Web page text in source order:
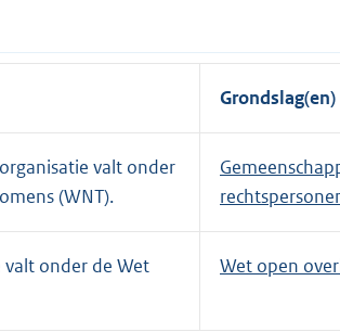
Grondslag(en)
valt onder
(WNT).
valt onder de Wet
Wet open